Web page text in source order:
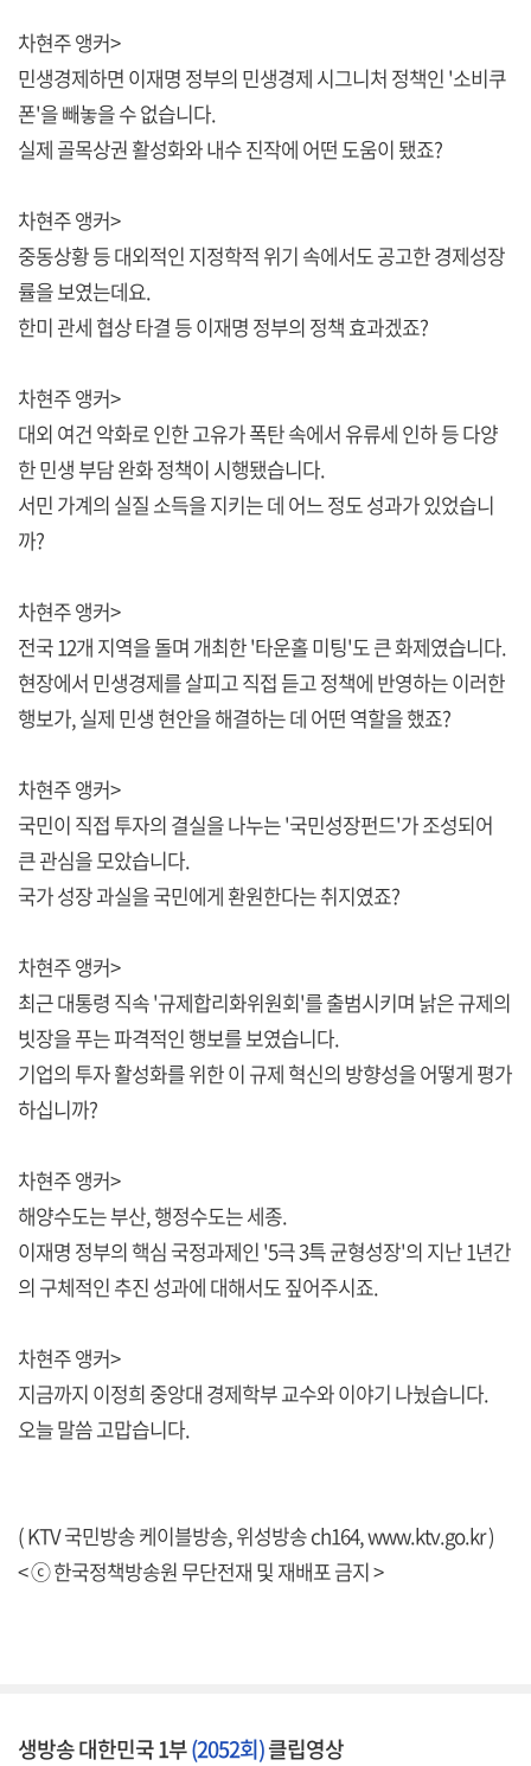
차현주 앵커>
민생경제하면 이재명 정부의 민생경제 시그니처 정책인 '소비쿠
폰'을 빼놓을 수 없습니다.
실제 골목상권 활성화와 내수 진작에 어떤 도움이 됐죠?
차현주 앵커>
중동상황 등 대외적인 지정학적 위기 속에서도 공고한 경제성장
률을 보였는데요.
한미 관세 협상 타결 등 이재명 정부의 정책 효과겠죠?
차현주 앵커>
대외 여건 악화로 인한 고유가 폭탄 속에서 유류세 인하 등 다양
한 민생 부담 완화 정책이 시행됐습니다.
서민 가계의 실질 소득을 지키는 데 어느 정도 성과가 있었습니
까?
차현주 앵커>
전국 12개 지역을 돌며 개최한 '타운홀 미팅'도 큰 화제였습니다.
현장에서 민생경제를 살피고 직접 듣고 정책에 반영하는 이러한
행보가, 실제 민생 현안을 해결하는 데 어떤 역할을 했죠?
차현주 앵커>
국민이 직접 투자의 결실을 나누는 '국민성장펀드'가 조성되어
큰 관심을 모았습니다.
국가 성장 과실을 국민에게 환원한다는 취지였죠?
차현주 앵커>
최근 대통령 직속 '규제합리화위원회'를 출범시키며 낡은 규제의
빗장을 푸는 파격적인 행보를 보였습니다.
기업의 투자 활성화를 위한 이 규제 혁신의 방향성을 어떻게 평가
하십니까?
차현주 앵커>
해양수도는 부산, 행정수도는 세종.
이재명 정부의 핵심 국정과제인 '5극 3특 균형성장'의 지난 1년간
의 구체적인 추진 성과에 대해서도 짚어주시죠.
차현주 앵커>
지금까지 이정희 중앙대 경제학부 교수와 이야기 나눴습니다.
오늘 말씀 고맙습니다.
( KTV 국민방송 케이블방송, 위성방송 ch164,www.ktv.go.kr)
< ⓒ 한국정책방송원 무단전재 및 재배포 금지 >
생방송 대한민국 1부(2052회)클립영상